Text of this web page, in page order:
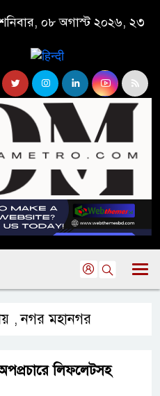
শনিবার, ০৮ অগাস্ট ২০২৬, ২৩
,নগর মহানগর
লিফলেটসহ